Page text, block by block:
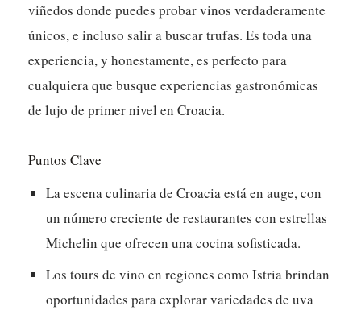
viñedos donde puedes probar vinos verdaderamente
únicos, e incluso salir a buscar trufas. Es toda una
experiencia, y honestamente, es perfecto para
cualquiera que busque experiencias gastronómicas
de lujo de primer nivel en Croacia.
Puntos Clave
La escena culinaria de Croacia está en auge, con
un número creciente de restaurantes con estrellas
Michelin que ofrecen una cocina sofisticada.
Los tours de vino en regiones como Istria brindan
oportunidades para explorar variedades de uva